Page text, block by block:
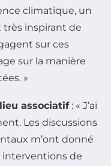
climatique, un
très inspirant de
sur ces
sur la manière
»
associatif: « J’ai
Les discussions
m’ont donné
interventions de